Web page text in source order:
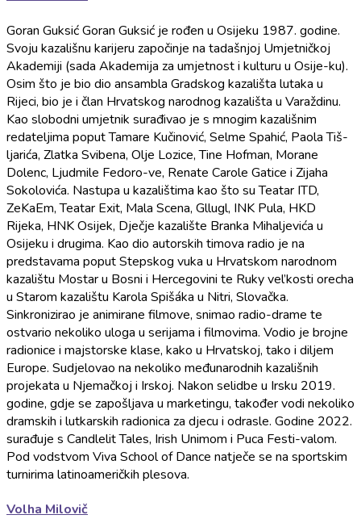
Goran Guksić Goran Guksić je rođen u Osijeku 1987. godine.
Svoju kazališnu karijeru započinje na tadašnjoj Umjetničkoj
Akademiji (sada Akademija za umjetnost i kulturu u Osije-ku).
Osim što je bio dio ansambla Gradskog kazališta lutaka u
Rijeci, bio je i član Hrvatskog narodnog kazališta u Varaždinu.
Kao slobodni umjetnik surađivao je s mnogim kazališnim
redateljima poput Tamare Kučinović, Selme Spahić, Paola Tiš-
ljarića, Zlatka Svibena, Olje Lozice, Tine Hofman, Morane
Dolenc, Ljudmile Fedoro-ve, Renate Carole Gatice i Zijaha
Sokolovića. Nastupa u kazalištima kao što su Teatar ITD,
ZeKaEm, Teatar Exit, Mala Scena, Gllugl, INK Pula, HKD
Rijeka, HNK Osijek, Dječje kazalište Branka Mihaljevića u
Osijeku i drugima. Kao dio autorskih timova radio je na
predstavama poput Stepskog vuka u Hrvatskom narodnom
kazalištu Mostar u Bosni i Hercegovini te Ruky vel’kosti orecha
u Starom kazalištu Karola Spišáka u Nitri, Slovačka.
Sinkronizirao je animirane filmove, snimao radio-drame te
ostvario nekoliko uloga u serijama i filmovima. Vodio je brojne
radionice i majstorske klase, kako u Hrvatskoj, tako i diljem
Europe. Sudjelovao na nekoliko međunarodnih kazališnih
projekata u Njemačkoj i Irskoj. Nakon selidbe u Irsku 2019.
godine, gdje se zapošljava u marketingu, također vodi nekoliko
dramskih i lutkarskih radionica za djecu i odrasle. Godine 2022.
surađuje s Candlelit Tales, Irish Unimom i Puca Festi-valom.
Pod vodstvom Viva School of Dance natječe se na sportskim
turnirima latinoameričkih plesova.
Volha Milovič